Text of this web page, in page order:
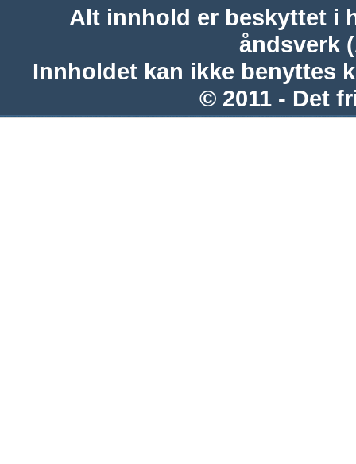
Alt innhold er beskyttet i
åndsverk
Innholdet kan ikke benyttes
© 2011 - Det